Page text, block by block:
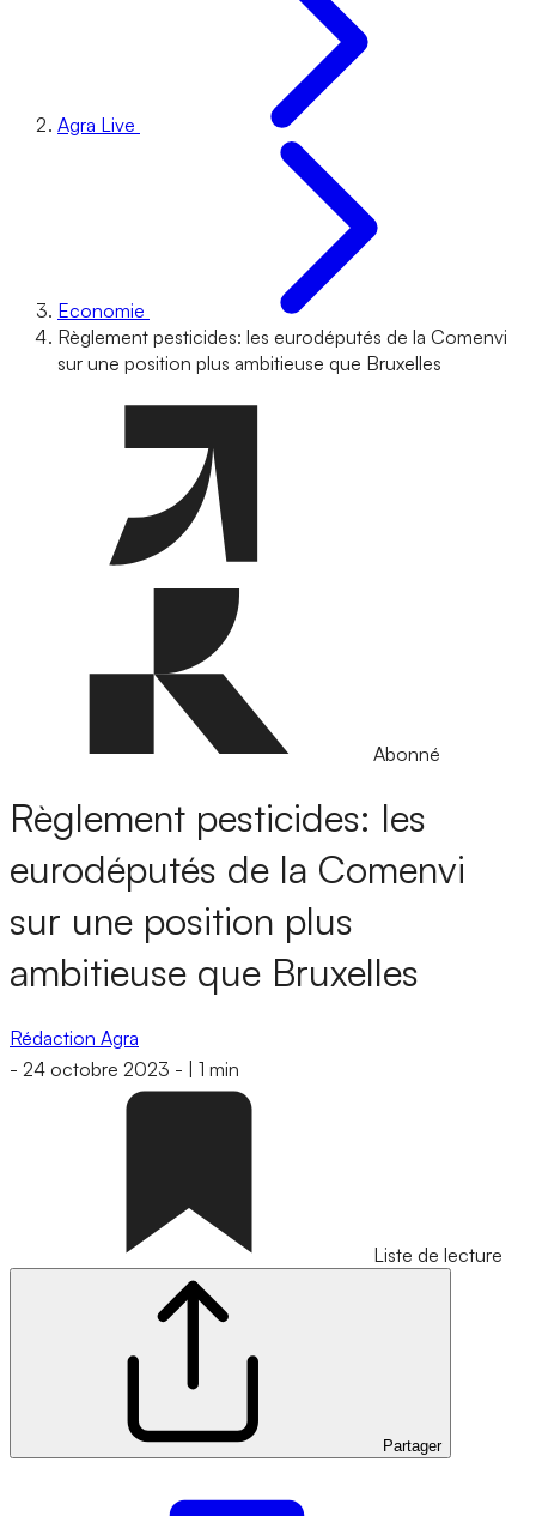
Agra Live
Economie
Règlement pesticides: les eurodéputés de la Comenvi
sur une position plus ambitieuse que Bruxelles
Abonné
Règlement pesticides: les
eurodéputés de la Comenvi
sur une position plus
ambitieuse que Bruxelles
Rédaction Agra
- 24 octobre 2023 - 1 min
Liste de lecture
Partager